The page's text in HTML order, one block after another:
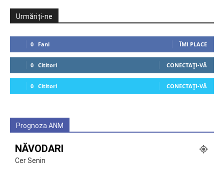
Urmăriți-ne
0 Fani ÎMI PLACE
0 Cititori CONECTAȚI-VĂ
0 Cititori CONECTAȚI-VĂ
Prognoza ANM
NĂVODARI
Cer Senin